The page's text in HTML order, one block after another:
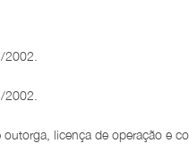
licença de operação e